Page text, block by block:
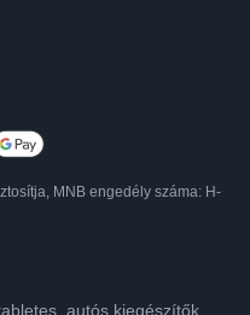
MNB engedély száma: H-
autós kiegészítők